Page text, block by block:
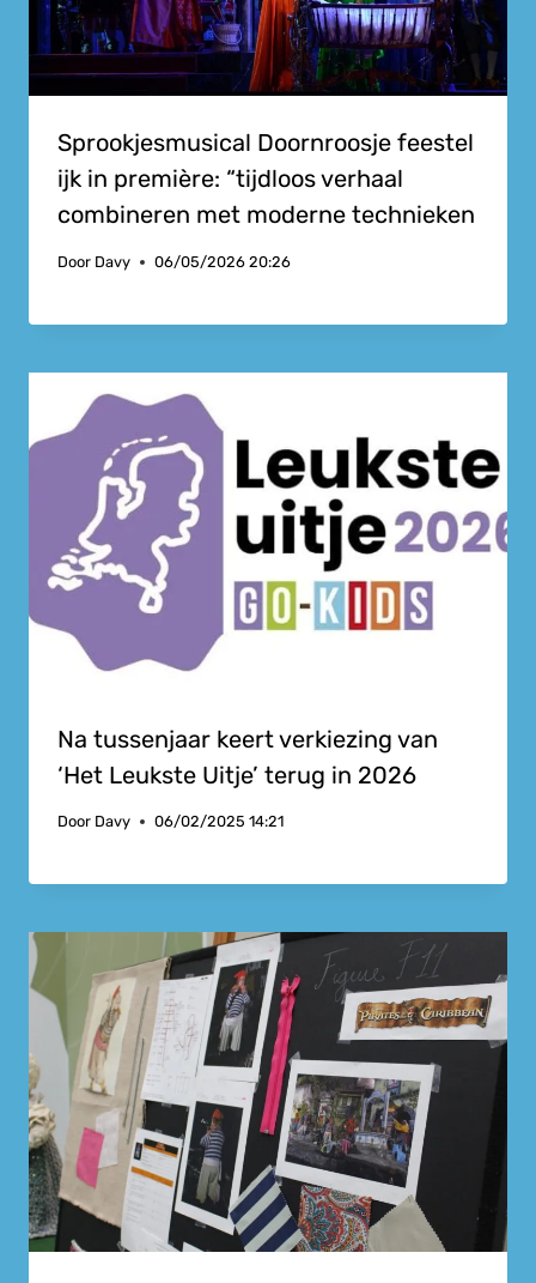
Sprookjesmusical Doornroosje feestel
ijk in première: “tijdloos verhaal
combineren met moderne technieken
Door Davy 06/05/2026 20:26
Na tussenjaar keert verkiezing van
‘Het Leukste Uitje’ terug in 2026
Door Davy 06/02/2025 14:21